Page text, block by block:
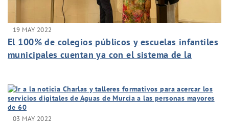
19 MAY 2022
El 100% de colegios públicos y escuelas infantiles
municipales cuentan ya con el sistema de la
03 MAY 2022